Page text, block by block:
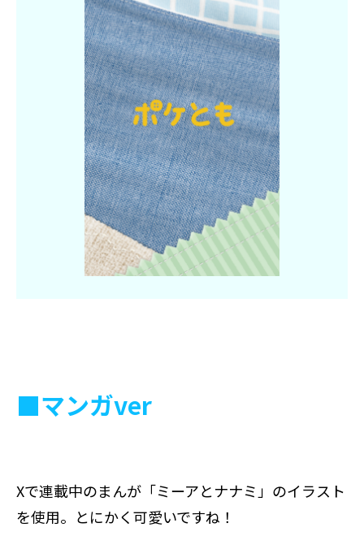
■マンガver
Xで連載中のまんが「ミーアとナナミ」のイラスト
を使用。とにかく可愛いですね！